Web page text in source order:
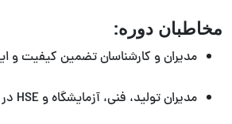
مخاطبان دوره:
مدیران و کارشناسان تضمین کیفیت و
مدیران تولید، فنی، آزمایشگاه و HSE در صنایع غذایی